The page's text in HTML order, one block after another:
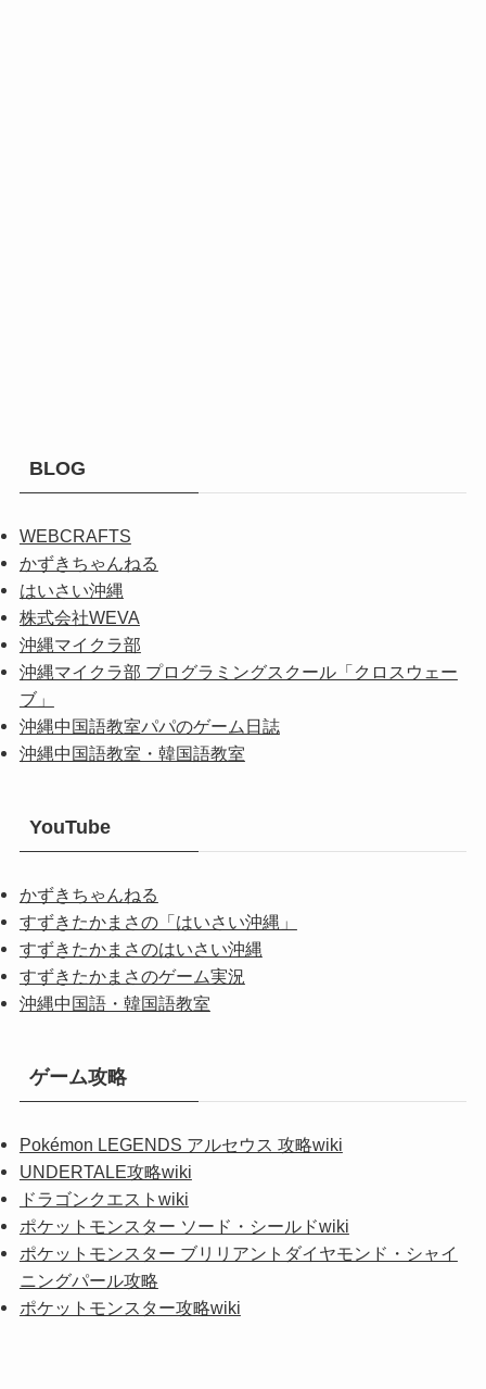
BLOG
WEBCRAFTS
かずきちゃんねる
はいさい沖縄
株式会社WEVA
沖縄マイクラ部
沖縄マイクラ部 プログラミングスクール「クロスウェー
ブ」
沖縄中国語教室パパのゲーム日誌
沖縄中国語教室・韓国語教室
YouTube
かずきちゃんねる
すずきたかまさの「はいさい沖縄」
すずきたかまさのはいさい沖縄
すずきたかまさのゲーム実況
沖縄中国語・韓国語教室
ゲーム攻略
Pokémon LEGENDS アルセウス 攻略wiki
UNDERTALE攻略wiki
ドラゴンクエストwiki
ポケットモンスター ソード・シールドwiki
ポケットモンスター ブリリアントダイヤモンド・シャイ
ニングパール攻略
ポケットモンスター攻略wiki